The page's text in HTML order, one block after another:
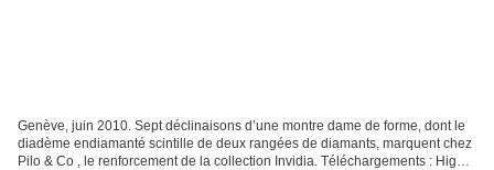
Genève, juin 2010. Sept déclinaisons d’une montre dame de forme, dont le
diadème endiamanté scintille de deux rangées de diamants, marquent chez
Pilo & Co , le renforcement de la collection Invidia. Téléchargements : High